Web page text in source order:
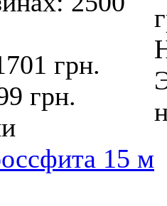
грн.
грн.
15 м